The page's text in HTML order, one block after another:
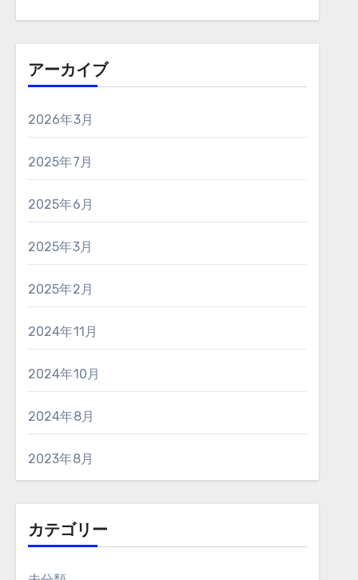
アーカイブ
2026年3月
2025年7月
2025年6月
2025年3月
2025年2月
2024年11月
2024年10月
2024年8月
2023年8月
カテゴリー